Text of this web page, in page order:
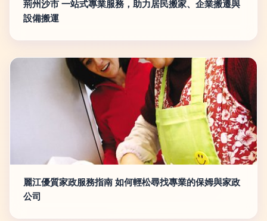
荊州沙市 一站式專業服務，助力居民搬家、企業搬遷與
設備搬運
麗江優質家政服務指南 如何輕松尋找專業的保姆與家政
公司